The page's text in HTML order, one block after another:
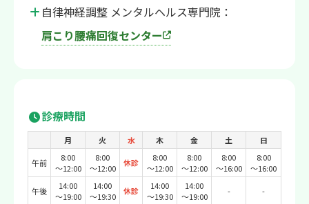
自律神経調整 メンタルヘルス専門院：
肩こり腰痛回復センター
診療時間
月 火 水 木 金 土 日
午前
8:00
〜12:00
8:00
〜12:00
休診
8:00
〜12:00
8:00
〜12:00
8:00
〜16:00
8:00
〜16:00
午後
14:00
〜19:00
14:00
〜19:30
休診
14:00
〜19:30
14:00
〜19:00
- -